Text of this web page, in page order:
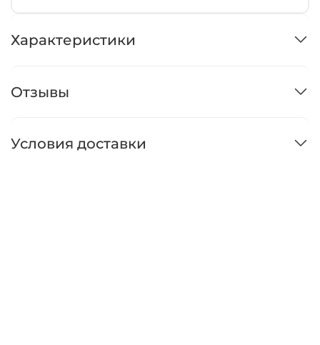
Характеристики
Отзывы
Условия доставки